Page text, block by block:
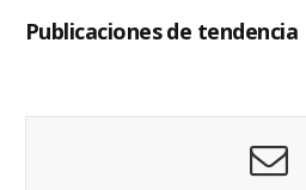
Publicaciones de tendencia